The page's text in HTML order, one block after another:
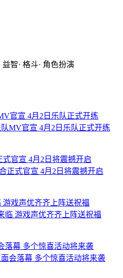
益智· 格斗· 角色扮演
MV官宣 4月2日乐队正式开练
正式官宣 4月2日将震撼开启
临 游戏声优齐齐上阵送祝福
会落幕 多个惊喜活动将来袭